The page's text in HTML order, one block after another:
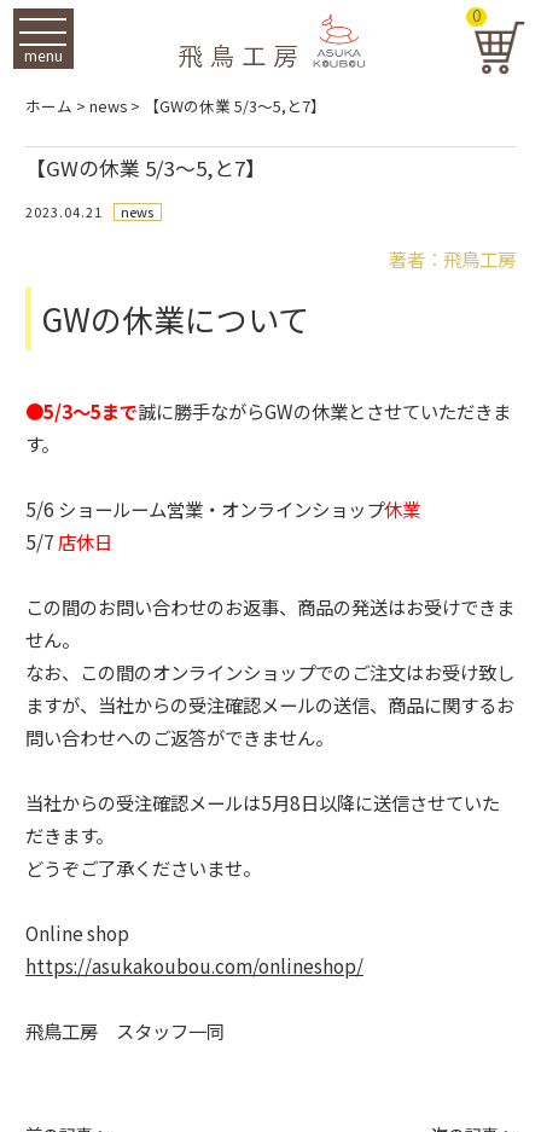
menu
0
ホーム > news > 【GWの休業 5/3～5,と7】
【GWの休業 5/3～5,と7】
2023.04.21 news
著者：飛鳥工房
GWの休業について
●5/3～5まで誠に勝手ながらGWの休業とさせていただきま
す。
5/6 ショールーム営業・オンラインショップ休業
5/7 店休日
この間のお問い合わせのお返事、商品の発送はお受けできま
せん。
なお、この間のオンラインショップでのご注文はお受け致し
ますが、当社からの受注確認メールの送信、商品に関するお
問い合わせへのご返答ができません。
当社からの受注確認メールは5月8日以降に送信させていた
だきます。
どうぞご了承くださいませ。
Online shop
https://asukakoubou.com/onlineshop/
飛鳥工房 スタッフ一同